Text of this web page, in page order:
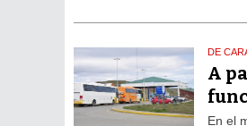
DE
A
En el